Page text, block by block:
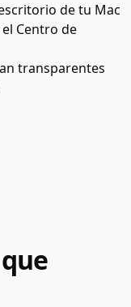
de tu Mac
Centro de
transparentes